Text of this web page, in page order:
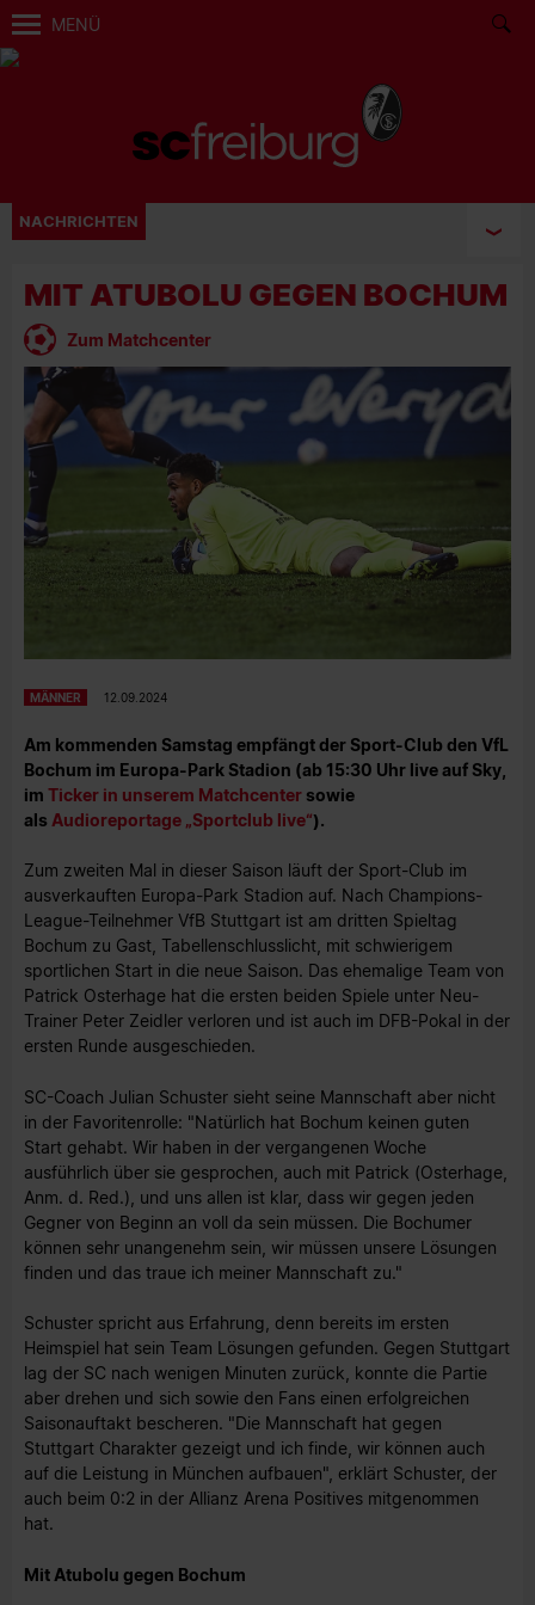
MENÜ
NACHRICHTEN
MIT ATUBOLU GEGEN BOCHUM
Zum Matchcenter
MÄNNER 12.09.2024
Am kommenden Samstag empfängt der Sport-Club den VfL
Bochum im Europa-Park Stadion (ab 15:30 Uhr live auf Sky,
im Ticker in unserem Matchcenter sowie
als Audioreportage „Sportclub live“).
Zum zweiten Mal in dieser Saison läuft der Sport-Club im
ausverkauften Europa-Park Stadion auf. Nach Champions-
League-Teilnehmer VfB Stuttgart ist am dritten Spieltag
Bochum zu Gast, Tabellenschlusslicht, mit schwierigem
sportlichen Start in die neue Saison. Das ehemalige Team von
Patrick Osterhage hat die ersten beiden Spiele unter Neu-
Trainer Peter Zeidler verloren und ist auch im DFB-Pokal in der
ersten Runde ausgeschieden.
SC-Coach Julian Schuster sieht seine Mannschaft aber nicht
in der Favoritenrolle: "Natürlich hat Bochum keinen guten
Start gehabt. Wir haben in der vergangenen Woche
ausführlich über sie gesprochen, auch mit Patrick (Osterhage,
Anm. d. Red.), und uns allen ist klar, dass wir gegen jeden
Gegner von Beginn an voll da sein müssen. Die Bochumer
können sehr unangenehm sein, wir müssen unsere Lösungen
finden und das traue ich meiner Mannschaft zu."
Schuster spricht aus Erfahrung, denn bereits im ersten
Heimspiel hat sein Team Lösungen gefunden. Gegen Stuttgart
lag der SC nach wenigen Minuten zurück, konnte die Partie
aber drehen und sich sowie den Fans einen erfolgreichen
Saisonauftakt bescheren. "Die Mannschaft hat gegen
Stuttgart Charakter gezeigt und ich finde, wir können auch
auf die Leistung in München aufbauen", erklärt Schuster, der
auch beim 0:2 in der Allianz Arena Positives mitgenommen
hat.
Mit Atubolu gegen Bochum